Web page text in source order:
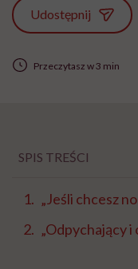
Udostępnij
Przeczytasz w 3 min
SPIS TREŚCI
„Jeśli chcesz
„Odpychający